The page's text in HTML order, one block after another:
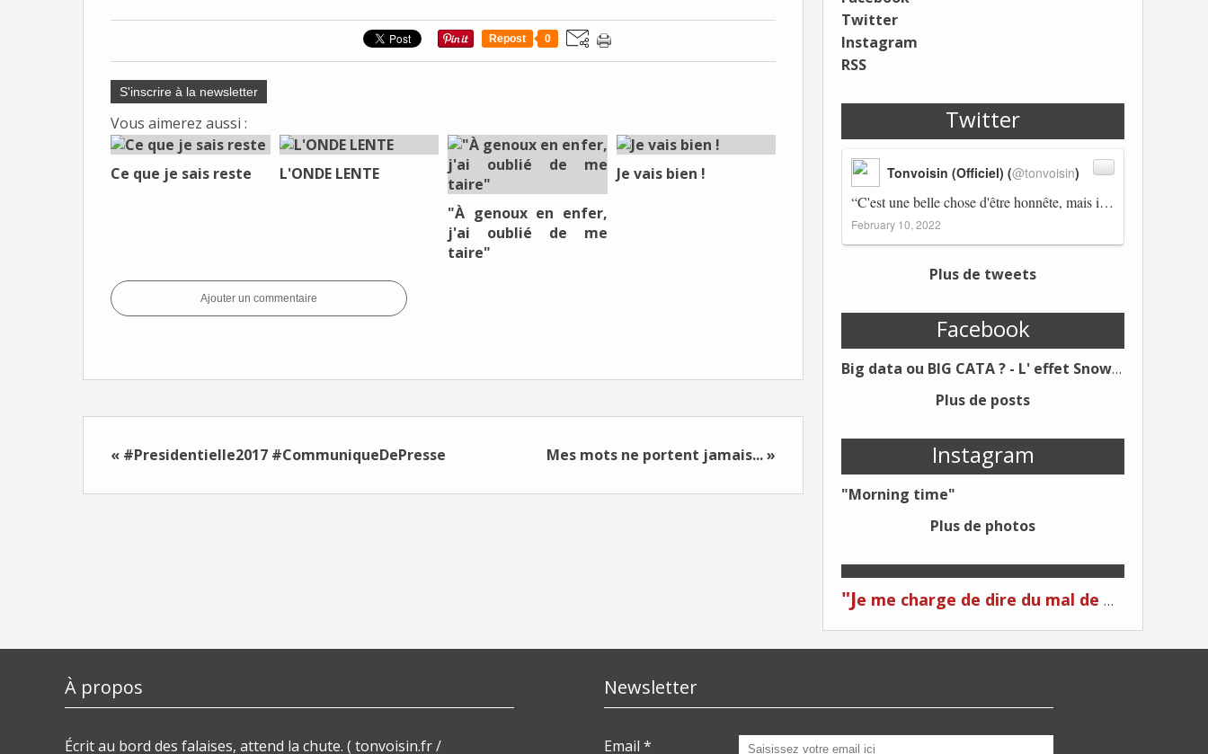
Twitter
Instagram
RSS
Twitter
“C'est une belle chose d'être honnête, mais il est également important d'avoir raison.” Winston Churchill Réplico…
Tonvoisin (Officiel) (@tonvoisin)
February 10, 2022
Plus de tweets
Facebook
Big data ou BIG CATA ? - L' effet Snowden - Editions Kawa - Un Éditeur différent !
Plus de posts
Instagram
"Morning time"
Plus de photos
"Je me charge de dire du mal de moi... Quand on me critique... C'est du plagiat ! "
Repost 0
S'inscrire à la newsletter
Vous aimerez aussi :
Ce que je sais reste
L'ONDE LENTE
"À genoux en enfer,
j'ai oublié de me
taire"
Je vais bien !
Ajouter un commentaire
« #Presidentielle2017 #CommuniqueDePresse Mes mots ne portent jamais... »
À propos
Écrit au bord des falaises, attend la chute. ( tonvoisin.fr /
Newsletter
Email